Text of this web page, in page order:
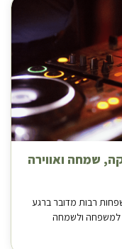
שמחה ואווירה
רבות מדובר ברגע
למשפחה ולשמחה